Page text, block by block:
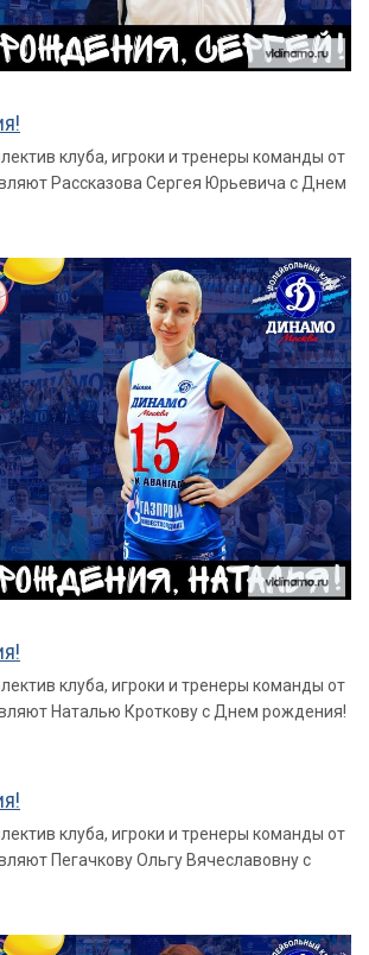
клуба, игроки и тренеры команды от
Рассказова Сергея Юрьевича с Днем
клуба, игроки и тренеры команды от
Наталью Кроткову с Днем рождения!
клуба, игроки и тренеры команды от
Пегачкову Ольгу Вячеславовну с